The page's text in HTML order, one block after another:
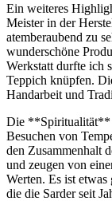
Ein​ weiteres
‍Meister in der
⁣atemberaubend ⁢zu
wunderschöne
Werkstatt durfte ich
Teppich ‌knüpfen.
Handarbeit und
Die **Spiritualität**‍
Besuchen‌ von
den‌ Zusammenhalt
und zeugen von
Werten. Es ist etwas
die die Sarder⁢ seit